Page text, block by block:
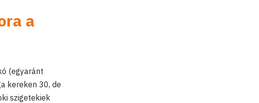
a
(egyaránt
kereken 30, de
szigetekiek